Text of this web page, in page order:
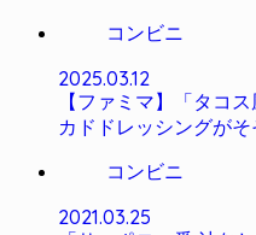
コンビニ
2025.03.12
【ファミマ】「タコ
カドドレッシングがそ
コンビニ
2021.03.25